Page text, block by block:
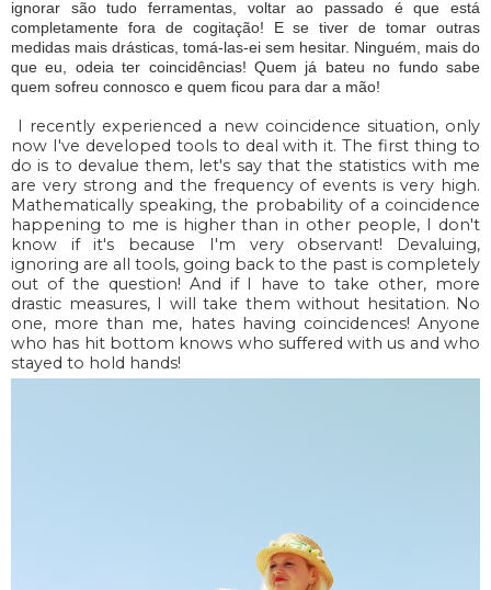
ignorar são tudo ferramentas, voltar ao passado é que está
completamente fora de cogitação! E se tiver de tomar outras
medidas mais drásticas, tomá-las-ei sem hesitar. Ninguém, mais do
que eu, odeia ter coincidências! Quem já bateu no fundo sabe
quem sofreu connosco e quem ficou para dar a mão!
I recently experienced a new coincidence situation, only
now I've developed tools to deal with it. The first thing to
do is to devalue them, let's say that the statistics with me
are very strong and the frequency of events is very high.
Mathematically speaking, the probability of a coincidence
happening to me is higher than in other people, I don't
know if it's because I'm very observant! Devaluing,
ignoring are all tools, going back to the past is completely
out of the question! And if I have to take other, more
drastic measures, I will take them without hesitation. No
one, more than me, hates having coincidences! Anyone
who has hit bottom knows who suffered with us and who
stayed to hold hands!